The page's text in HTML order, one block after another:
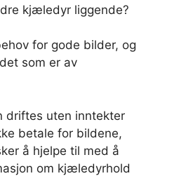
kjæledyr liggende?
for gode bilder, og
som er av
driftes uten inntekter
betale for bildene,
å hjelpe til med å
om kjæledyrhold